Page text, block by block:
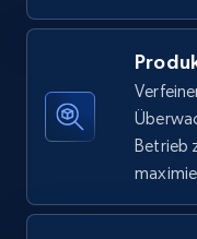
5.6K+
Walmart -
specific
Specifications,
Betrieb